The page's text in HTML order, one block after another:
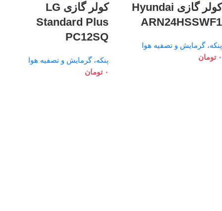
کولر گازی Hyundai
ARN24HSSWF1
پنکه، گرمایش و تصفیه هوا
۰ تومان
کولر گازی LG
Standard Plus
PC12SQ
پنکه، گرمایش و تصفیه هوا
۰ تومان